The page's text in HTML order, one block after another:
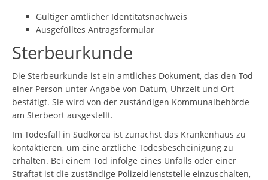
Gültiger amtlicher Identitätsnachweis
Ausgefülltes Antragsformular
Sterbeurkunde
Die Sterbeurkunde ist ein amtliches Dokument, das den Tod
einer Person unter Angabe von Datum, Uhrzeit und Ort
bestätigt. Sie wird von der zuständigen Kommunalbehörde
am Sterbeort ausgestellt.
Im Todesfall in Südkorea ist zunächst das Krankenhaus zu
kontaktieren, um eine ärztliche Todesbescheinigung zu
erhalten. Bei einem Tod infolge eines Unfalls oder einer
Straftat ist die zuständige Polizeidienststelle einzuschalten,